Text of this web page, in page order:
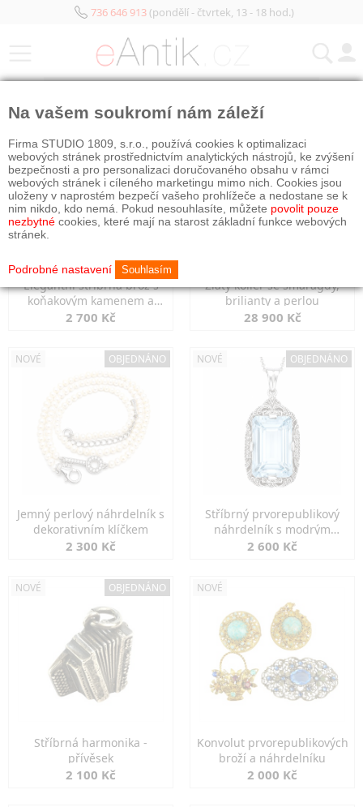
736 646 913(pondělí - čtvrtek, 13 - 18 hod.)
Elegantní stříbrná brož s
koňakovým kamenem a
markazity
2 700 Kč
Zlatý kolier se smaragdy,
brilianty a perlou
28 900 Kč
NOVÉ OBJEDNÁNO
Jemný perlový náhrdelník s
dekorativním klíčkem
2 300 Kč
NOVÉ OBJEDNÁNO
Stříbrný prvorepublikový
náhrdelník s modrým
spinelem
2 600 Kč
NOVÉ OBJEDNÁNO
Stříbrná harmonika -
přívěsek
2 100 Kč
NOVÉ
Konvolut prvorepublikových
broží a náhrdelníku
2 000 Kč
Na vašem soukromí nám záleží
Firma STUDIO 1809, s.r.o., používá cookies k optimalizaci
webových stránek prostřednictvím analytických nástrojů, ke zvýšení
bezpečnosti a pro personalizaci doručovaného obsahu v rámci
webových stránek i cíleného marketingu mimo nich. Cookies jsou
uloženy v naprostém bezpečí vašeho prohlížeče a nedostane se k
nim nikdo, kdo nemá. Pokud nesouhlasíte, můžete povolit pouze
nezbytné cookies, které mají na starost základní funkce webových
stránek.
Podrobné nastavení Souhlasím